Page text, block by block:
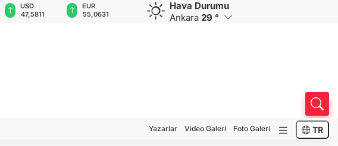
USD
47,5811
EUR
55,0631
GBP
64,2112
CHF
59,0001
Hava Durumu
Ankara 29 °
Yazarlar Video Galeri Foto Galeri TR